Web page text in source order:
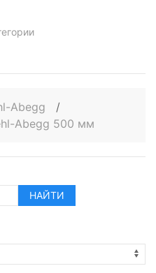
Abegg
/
Abegg 500 мм
НАЙТИ